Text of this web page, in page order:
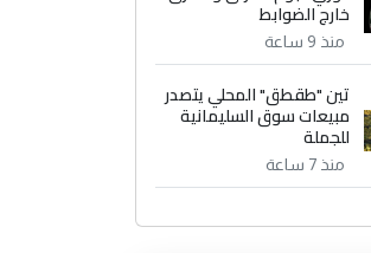
خارج الضوابط
منذ 9 ساعة
تين "طقطق" المحلي يتصدر
مبيعات سوق السليمانية
للجملة
منذ 7 ساعة